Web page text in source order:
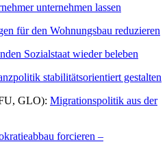
unternehmen lassen
für den Wohnungsbau reduzieren
Sozialstaat wieder beleben
stabilitätsorientiert gestalten
GLO): Migrationspolitik aus der
forcieren –